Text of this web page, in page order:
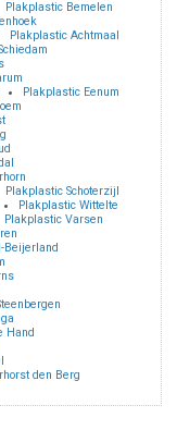
Plakplastic Bemelen
Plakplastic Achtmaal
Plakplastic Eenum
Plakplastic Schoterzijl
Plakplastic Wittelte
Plakplastic Varsen
Beijerland
Hand
den Berg